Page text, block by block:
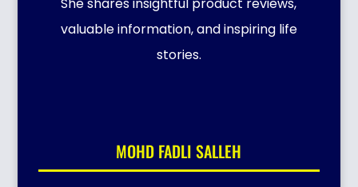
She shares insightful product reviews,
valuable information, and inspiring life
stories.
MOHD FADLI SALLEH